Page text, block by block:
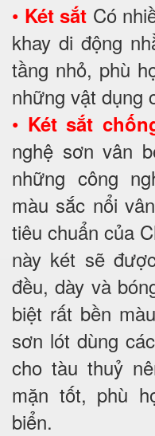
• Két sắt Có
khay di động
tầng nhỏ, phù
những vật dụng
• Két sắt
nghệ sơn vân
những công
màu sắc nổi
tiêu chuẩn của
này két sẽ
đều, dày và
biệt rất bền
sơn lót dùng
cho tàu thuỷ
mặn tốt, phù
biển.